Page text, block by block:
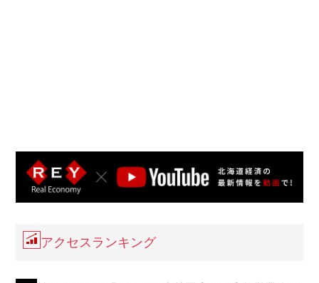
アクセスランキング